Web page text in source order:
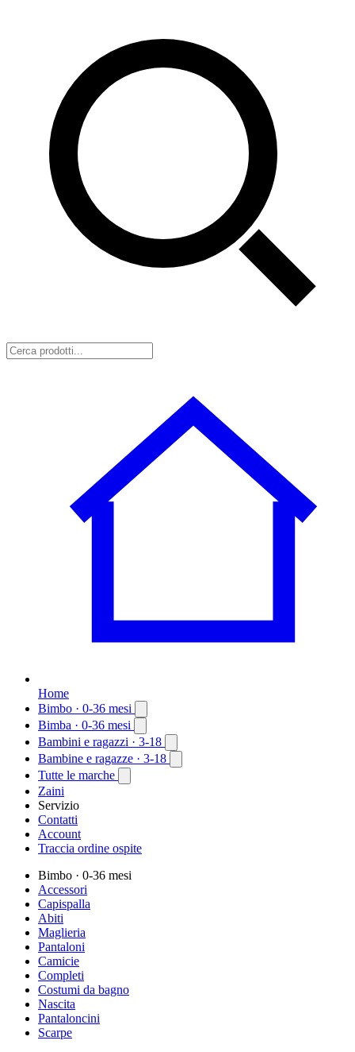
Home
Bimbo · 0-36 mesi
Bimba · 0-36 mesi
Bambini e ragazzi · 3-18
Bambine e ragazze · 3-18
Tutte le marche
Zaini
Servizio
Contatti
Account
Traccia ordine ospite
Bimbo · 0-36 mesi
Accessori
Capispalla
Abiti
Maglieria
Pantaloni
Camicie
Completi
Costumi da bagno
Nascita
Pantaloncini
Scarpe